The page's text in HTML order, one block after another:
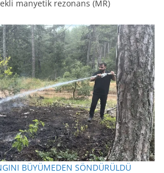
manyetik rezonans (MR)
BÜYÜMEDEN SÖNDÜRÜLDÜ